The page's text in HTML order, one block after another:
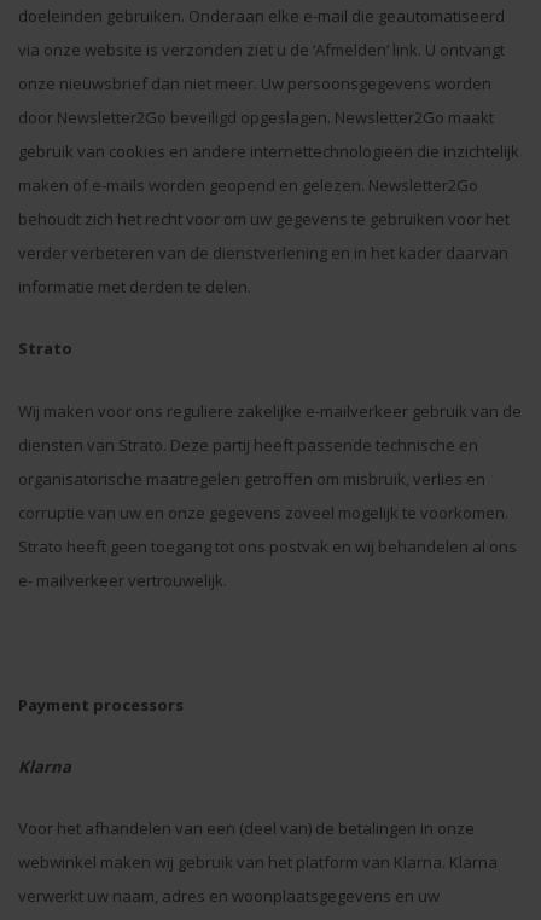
doeleinden gebruiken. Onderaan elke e-mail die geautomatiseerd
via onze website is verzonden ziet u de ‘Afmelden’ link. U ontvangt
onze nieuwsbrief dan niet meer. Uw persoonsgegevens worden
door Newsletter2Go beveiligd opgeslagen. Newsletter2Go maakt
gebruik van cookies en andere internettechnologieën die inzichtelijk
maken of e-mails worden geopend en gelezen. Newsletter2Go
behoudt zich het recht voor om uw gegevens te gebruiken voor het
verder verbeteren van de dienstverlening en in het kader daarvan
informatie met derden te delen.
Strato
Wij maken voor ons reguliere zakelijke e-mailverkeer gebruik van de
diensten van Strato. Deze partij heeft passende technische en
organisatorische maatregelen getroffen om misbruik, verlies en
corruptie van uw en onze gegevens zoveel mogelijk te voorkomen.
Strato heeft geen toegang tot ons postvak en wij behandelen al ons
e- mailverkeer vertrouwelijk.
Payment processors
Klarna
Voor het afhandelen van een (deel van) de betalingen in onze
webwinkel maken wij gebruik van het platform van Klarna. Klarna
verwerkt uw naam, adres en woonplaatsgegevens en uw